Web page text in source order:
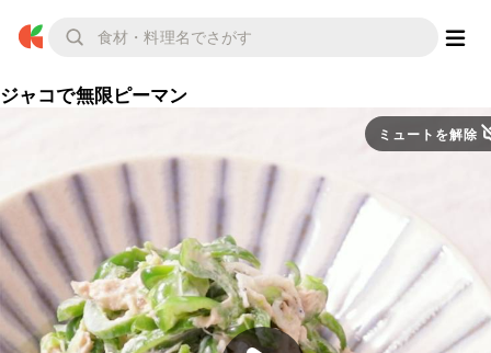
ジャコで無限ピーマン
ミュートを解除